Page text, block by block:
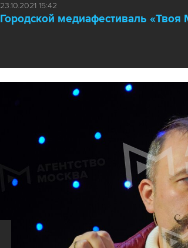
23.10.2021 15:42
Городской медиафестиваль